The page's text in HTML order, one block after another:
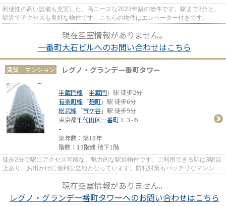
利便性の高い設備も充実した、高ニーズな2023年築の物件です。駅まで3分と、
駅近でアクセスも良好な物件です。こちらの物件はエレベーター付きです。
現在空室情報がありません。
一番町大石ビルへのお問い合わせはこちら
賃貸｜マンション レグノ・グランデ一番町タワー
半蔵門線 「半蔵門」駅 徒歩2分
有楽町線 「麹町」駅 徒歩6分
総武線 「市ケ谷」駅 徒歩9分
東京都千代田区一番町１３-６
-
築年数：築18年
階数：19階建 地下1階
徒歩2分で駅にアクセス可能な、魅力的な駅近物件です。ご利用できる駅は3駅以
上あり、お出かけに便利な立地となっています。防犯対策もバッチリなマンショ
現在空室情報がありません。
レグノ・グランデ一番町タワーへのお問い合わせはこちら